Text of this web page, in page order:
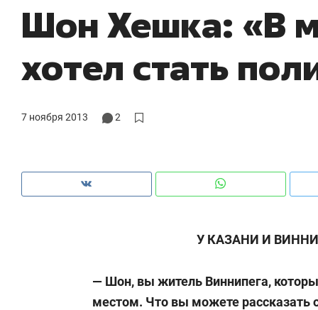
Шон Хешка: «В
хотел стать
7 ноября 2013 2
У КАЗАНИ И
— Шон, вы житель Виннипега,
местом. Что вы можете рассказать
Василь Мазитов
МАРТ
«Не зная местных
потерять минимум
рынки, почему надо знать аксакалов и
чем интересен Оман?
о